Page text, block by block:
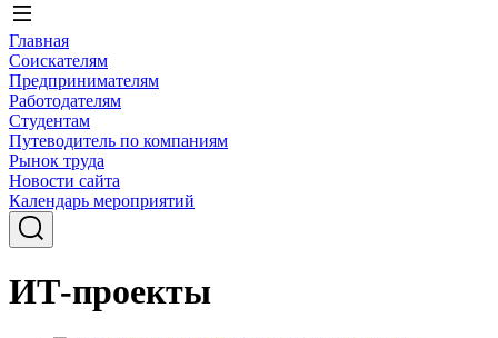
Главная
Соискателям
Предпринимателям
Работодателям
Студентам
Путеводитель по компаниям
Рынок труда
Новости сайта
Календарь мероприятий
ИТ-проекты